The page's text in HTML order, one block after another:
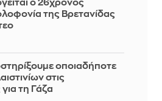
ο 26χρονος
της Βρετανίδας
οποιαδήποτε
στις
τη Γάζα